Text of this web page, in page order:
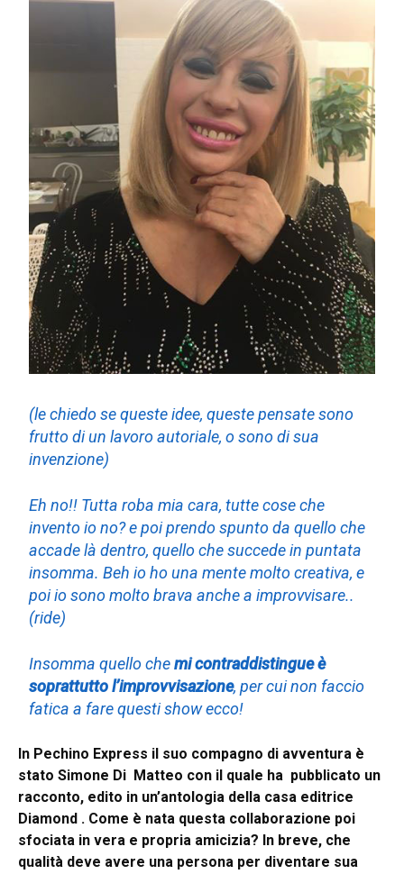
(le chiedo se queste idee, queste pensate sono
frutto di un lavoro autoriale, o sono di sua
invenzione)
Eh no!! Tutta roba mia cara, tutte cose che
invento io no? e poi prendo spunto da quello che
accade là dentro, quello che succede in puntata
insomma. Beh io ho una mente molto creativa, e
poi io sono molto brava anche a improvvisare..
(ride)
Insomma quello chemi contraddistingue è
soprattutto l’improvvisazione, per cui non faccio
fatica a fare questi show ecco!
In Pechino Express il suo compagno di avventura è
stato Simone Di Matteo con il quale ha pubblicato un
racconto, edito in un’antologia della casa editrice
Diamond . Come è nata questa collaborazione poi
sfociata in vera e propria amicizia? In breve, che
qualità deve avere una persona per diventare sua